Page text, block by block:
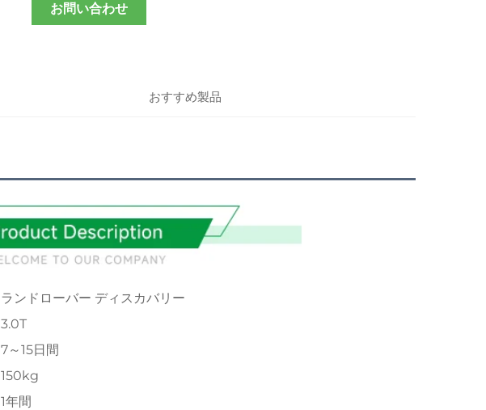
お問い合わせ
おすすめ製品
ランドローバー ディスカバリー
3.0T
7～15日間
150kg
1年間